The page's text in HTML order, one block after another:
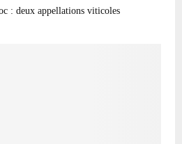
: deux appellations viticoles